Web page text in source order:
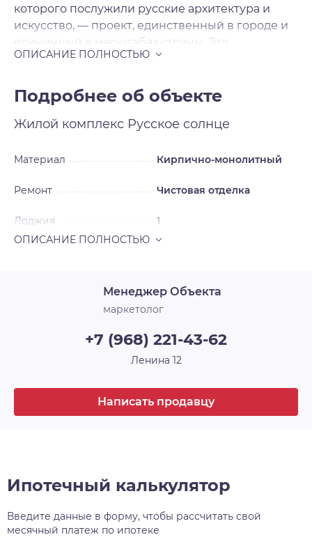
которого послужили русские архитектура и
искусство, — проект, единственный в городе и
единичный в масштабах страны. Это
современная архитектура с национальными
русских исторических стилей в нашем
времени. Источниками вдохновения для
архитекторов послужили русский и неорусский
искусстве, существовавшие в нашей стране в
революцией на пике развития. Смотреть на
включать шесть домов, каждый из которых
уникален, каждый — произведение
30-этажная башня, вершина комплекса, станет
высотной доминантой всего района, а
проекта, несомненно, затмит всё, что находится
Подробнее об объекте
Жилой комплекс Русское солнце
Материал Кирпично-монолитный
Ремонт Чистовая отделка
Лоджия 1
Менеджер Объекта
маркетолог
+7 (968) 221-43-62
Ленина 12
Написать продавцу
Ипотечный калькулятор
Введите данные в форму, чтобы рассчитать свой
месячный платеж по ипотеке